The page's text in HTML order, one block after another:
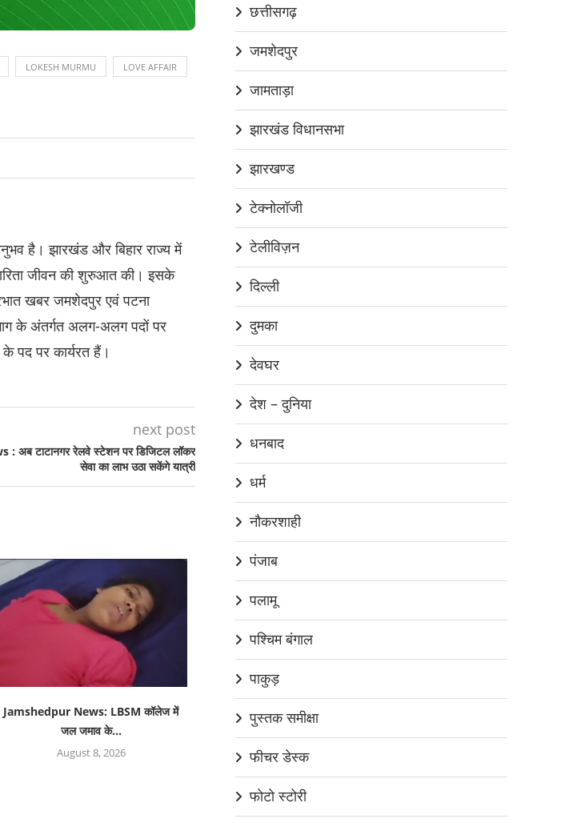
LOKESH MURMU LOVE AFFAIR
है। झारखंड और बिहार राज्य में
जीवन की शुरुआत की। इसके
खबर जमशेदपुर एवं पटना
के अंतर्गत अलग-अलग पदों पर
पद पर कार्यरत हैं।
next post
अब टाटानगर रेलवे स्टेशन पर डिजिटल लॉकर
सेवा का लाभ उठा सकेंगे यात्री
Jamshedpur News: LBSM कॉलेज में
जल जमाव के...
August 8, 2026
छत्तीसगढ़
जमशेदपुर
जामताड़ा
झारखंड विधानसभा
झारखण्ड
टेक्नोलॉजी
टेलीविज़न
दिल्ली
दुमका
देवघर
देश – दुनिया
धनबाद
धर्म
नौकरशाही
पंजाब
पलामू
पश्चिम बंगाल
पाकुड़
पुस्तक समीक्षा
फीचर डेस्क
फोटो स्टोरी